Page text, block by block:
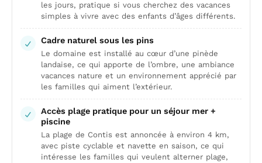
les jours, pratique si vous cherchez des vacances
simples à vivre avec des enfants d’âges différents.
Cadre naturel sous les pins
Le domaine est installé au cœur d’une pinède
landaise, ce qui apporte de l’ombre, une ambiance
vacances nature et un environnement apprécié par
les familles qui aiment l’extérieur.
Accès plage pratique pour un séjour mer +
piscine
La plage de Contis est annoncée à environ 4 km,
avec piste cyclable et navette en saison, ce qui
intéresse les familles qui veulent alterner plage,